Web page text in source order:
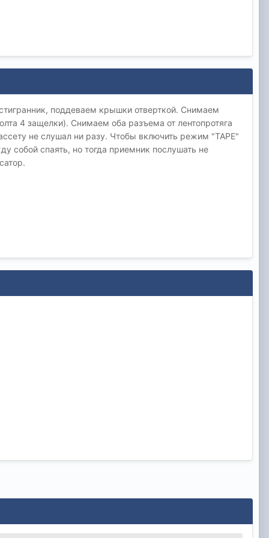
поддеваем крышки отверткой. Снимаем
4 защелки). Снимаем оба разъема от лентопротяга
не слушал ни разу. Чтобы включить режим "ТАРЕ"
собой спаять, но тогда приемник послушать не